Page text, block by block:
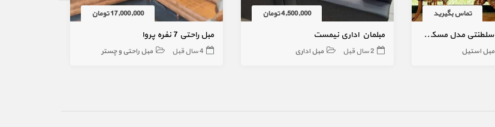
تماس بگیرید
مبل استیل 9 نفره سلطنتی مدل مسکو آنتیک فندقی
مبل استیل
4,500,000 تومان
مبلمان اداری نیمست
2 سال قبل مبل اداری
17,000,000 تومان
مبل راحتی 7 نفره پروا
4 سال قبل مبل راحتی و چستر